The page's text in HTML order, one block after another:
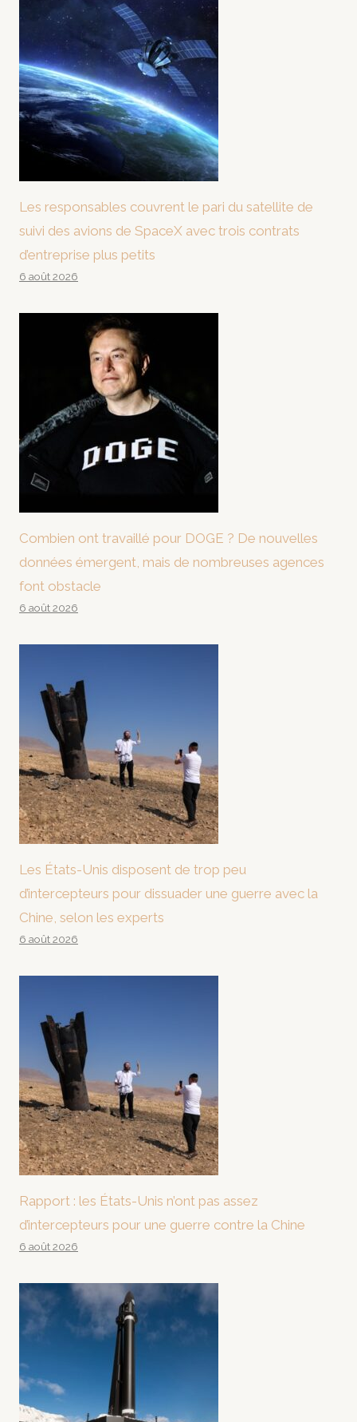
Les responsables couvrent le pari du satellite de
suivi des avions de SpaceX avec trois contrats
d’entreprise plus petits
6 août 2026
Combien ont travaillé pour DOGE ? De nouvelles
données émergent, mais de nombreuses agences
font obstacle
6 août 2026
Les États-Unis disposent de trop peu
d’intercepteurs pour dissuader une guerre avec la
Chine, selon les experts
6 août 2026
Rapport : les États-Unis n’ont pas assez
d’intercepteurs pour une guerre contre la Chine
6 août 2026